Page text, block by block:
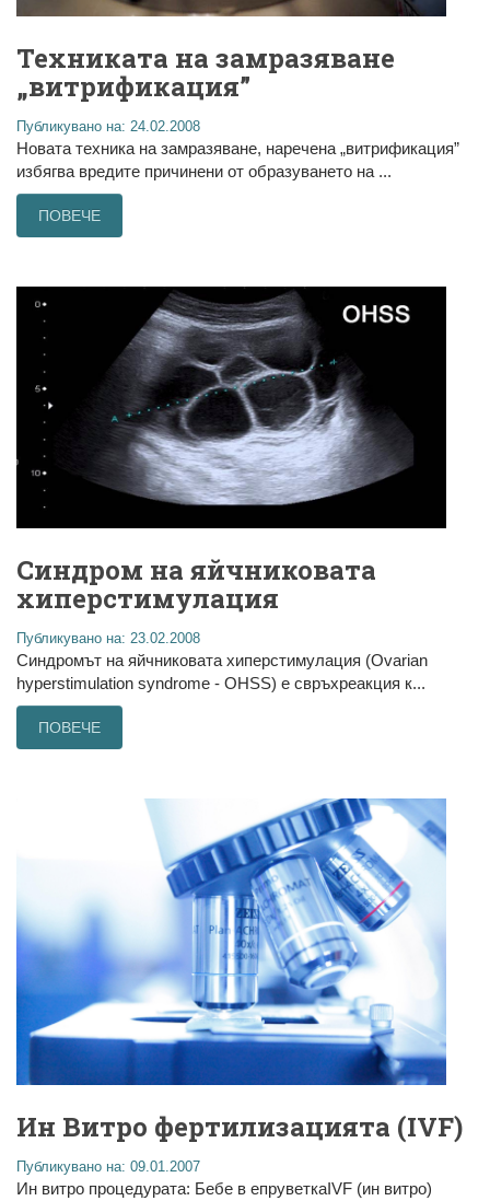
Техниката на замразяване
„витрификация”
Публикувано на: 24.02.2008
Новата техника на замразяване, наречена „витрификация”
избягва вредите причинени от образуването на ...
ПОВЕЧЕ
Синдром на яйчниковата
хиперстимулация
Публикувано на: 23.02.2008
Синдромът на яйчниковата хиперстимулация (Ovarian
hyperstimulation syndrome - OHSS) е свръхреакция к...
ПОВЕЧЕ
Ин Витро фертилизацията (IVF)
Публикувано на: 09.01.2007
Ин витро процедурата: Бебе в епруветкаIVF (ин витро)